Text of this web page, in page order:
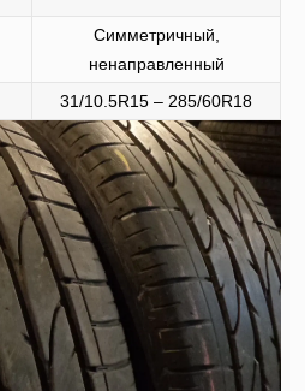
Симметричный,
ненаправленный
31/10.5R15 – 285/60R18